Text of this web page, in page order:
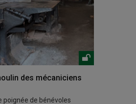
des mécaniciens
poignée de bénévoles